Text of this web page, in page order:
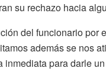
su rechazo hacia
del funcionario por
además se nos
inmediata para darle